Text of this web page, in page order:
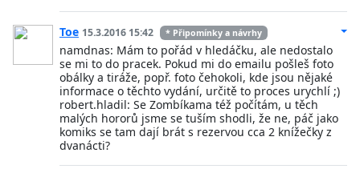
Toe 15.3.2016 15:42 * Připomínky a návrhy
namdnas: Mám to pořád v hledáčku, ale nedostalo
se mi to do pracek. Pokud mi do emailu pošleš foto
obálky a tiráže, popř. foto čehokoli, kde jsou nějaké
informace o těchto vydání, určitě to proces urychlí ;)
robert.hladil: Se Zombíkama též počítám, u těch
malých hororů jsme se tuším shodli, že ne, páč jako
komiks se tam dají brát s rezervou cca 2 knížečky z
dvanácti?